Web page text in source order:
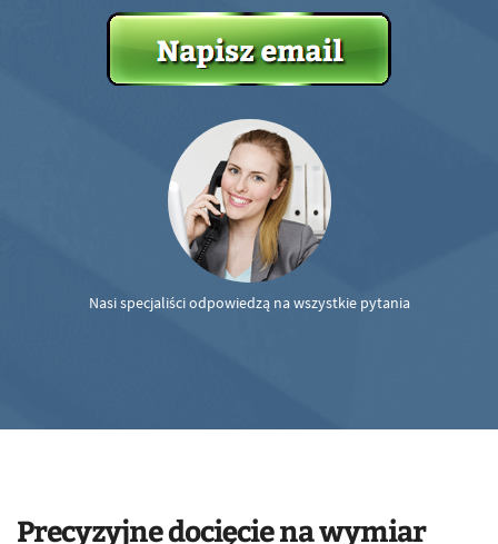
Nasi specjaliści odpowiedzą na wszystkie pytania
Precyzyjne docięcie na wymiar